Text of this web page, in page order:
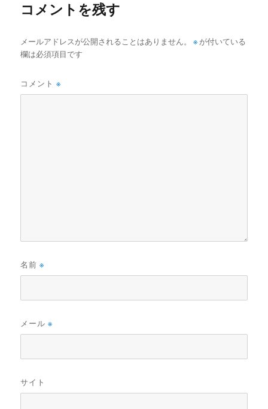
コメントを残す
メールアドレスが公開されることはありません。 ※ が付いている
欄は必須項目です
コメント※
名前※
メール※
サイト